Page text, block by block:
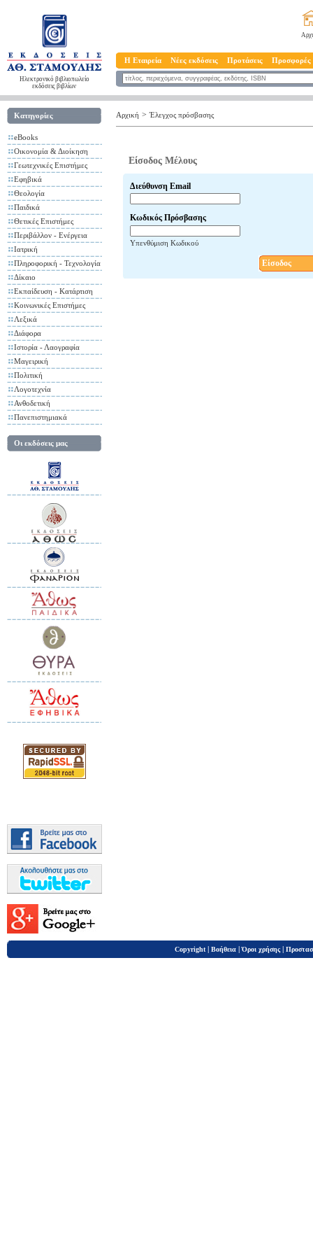
Ηλεκτρονικό βιβλιοπωλείο
εκδόσεις βιβλίων
Η Εταιρεία Νέες εκδόσεις Προτάσεις Προσφορές
Κατηγορίες
eBooks
Οικονομία & Διοίκηση
Γεωτεχνικές Επιστήμες
Εφηβικά
Θεολογία
Παιδικά
Θετικές Επιστήμες
Περιβάλλον - Ενέργεια
Ιατρική
Πληροφορική - Τεχνολογία
Δίκαιο
Εκπαίδευση - Κατάρτιση
Κοινωνικές Επιστήμες
Λεξικά
Διάφορα
Ιστορία - Λαογραφία
Μαγειρική
Πολιτική
Λογοτεχνία
Ανθοδετική
Πανεπιστημιακά
Οι εκδόσεις μας
Αρχική > Έλεγχος πρόσβασης
Είσοδος Μέλους
Διεύθυνση Email
Κωδικός Πρόσβασης
Υπενθύμιση Κωδικού
Είσοδος
Copyright | Βοήθεια |Όροι χρήσης |